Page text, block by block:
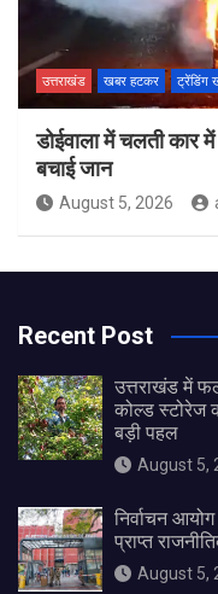
उत्तराखंड खबर हटकर ट्रेंडिंग
डोईवाला में चलती
बचाई जान
August 5, 2026
Recent Post
उत्तराखंड में
कोल्ड स्टोरेज
बड़ी पहल
August 5,
निर्वाचन
प्राप्त
August 5,